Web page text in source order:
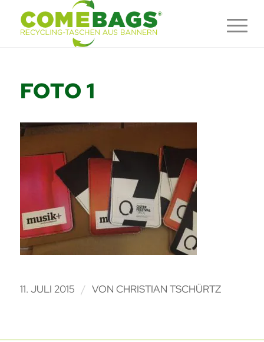
FOTO 1
11. JULI 2015 / VON CHRISTIAN TSCHÜRTZ